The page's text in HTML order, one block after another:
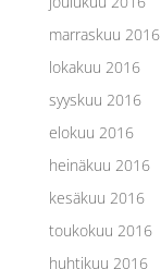
marraskuu 2016
lokakuu 2016
syyskuu 2016
elokuu 2016
heinäkuu 2016
kesäkuu 2016
toukokuu 2016
huhtikuu 2016